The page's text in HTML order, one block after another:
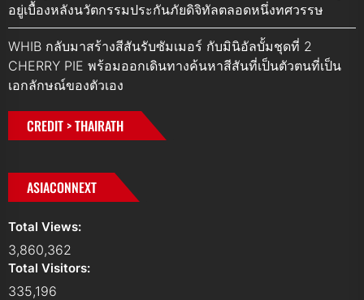
อยู่เบื้องหลังนวัตกรรมประกันภัยดิจิทัลตลอดหนึ่งทศวรรษ
WHIB กลับมาสร้างสีสันรับซัมเมอร์ กับมินิอัลบั้มชุดที่ 2
CHERRY PIE พร้อมออกเดินทางค้นหาสีสันที่เป็นตัวตนที่เป็น
เอกลักษณ์ของตัวเอง
CREDIT > THAIRATH
ASIACONNEXT
Total Views:
3,860,362
Total Visitors:
335,196